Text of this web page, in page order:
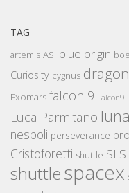
TAG
artemis ASI blue origin
Curiosity cygnus dragon
Exomars falcon 9 Falcon9
Luca Parmitano luna
nespoli perseverance
Cristoforetti shuttle SLS
shuttlespacex